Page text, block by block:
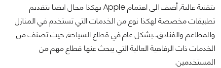
بتقنية عالية, أضف الى اهتمام Apple بهكذا مجال ايضا بتقديم
تطبيقات مخصصة لهكذا نوع من الخدمات التي تستخدم في المنازل
والمطاعم والفنادق...بشكل عام في قطاع السياحة, حيث تصنف من
الخدمات ذات الرفاهية العالية التي يبحث عنها قطاع مهم من
المستخدمين.